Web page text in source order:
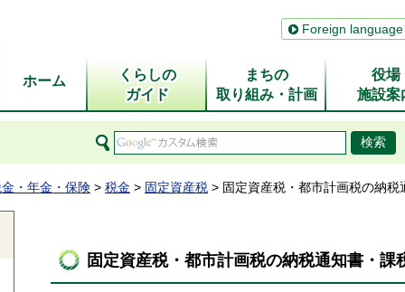
Foreign language
ホーム
くらしの
ガイド
まちの
取り組み・計画
役場
施設案
・年金・保険 > 税金 > 固定資産税 > 固定資産税・都市計画税の納
固定資産税・都市計画税の納税通知書・